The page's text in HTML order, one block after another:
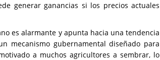
generar ganancias si los precios actuales
es alarmante y apunta hacia una tendencia
mecanismo gubernamental diseñado para
a muchos agricultores a sembrar, lo